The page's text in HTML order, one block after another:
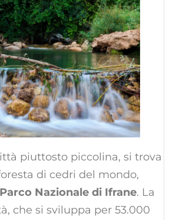
piuttosto piccolina, si trova
di cedri del mondo,
Parco Nazionale di Ifrane. La
che si sviluppa per 53.000